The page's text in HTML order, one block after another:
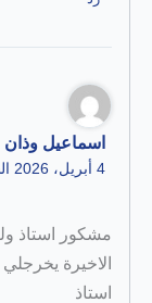
اسماعيل وذان
4 أبريل، 2026 الساعة 7:37 مساءً
مشكور استاذ
الاخيرة
استاذ